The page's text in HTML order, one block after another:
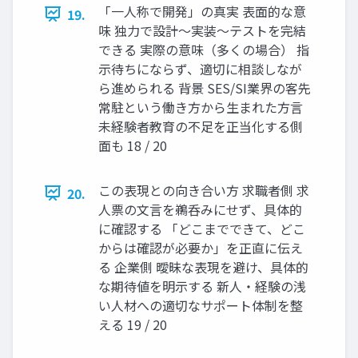
19.
「一人称で開発」の真実 表面的な意
味 独力で設計～実装～テストを完結
できる 実際の意味（多くの場合） 指
示待ちにならず、適切に相談しなが
ら進められる 背景 SES/SI業界の客先
常駐という働き方から生まれた方言
未経験者教育の不足を正当化する側
面も 18 / 20
20.
この表現との向き合い方 求職者側 求
人票の文言を鵜呑みにせず、具体的
に確認する 「どこまでできて、どこ
からは確認が必要か」を正直に伝え
る 企業側 曖昧な表現を避け、具体的
な期待値を明示する 新人・経験の浅
い人材への適切なサポート体制を整
える 19 / 20